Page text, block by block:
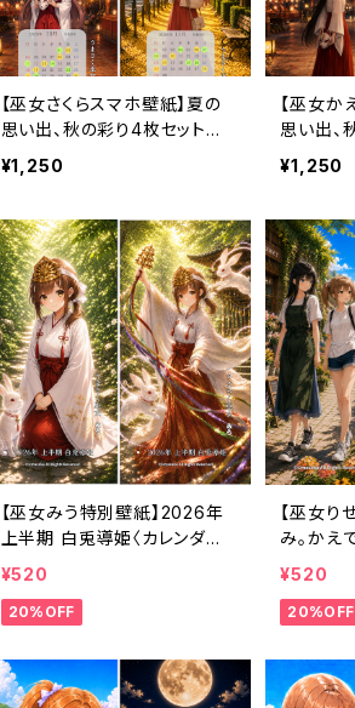
【巫女さくらスマホ壁紙】夏の
思い出、秋の彩り4枚セット
〈8〜11月カレンダー・3ヶ月利
用コード付き〉
¥1,250
【巫女か
思い出、
レンダー
ド付き〉
¥1,250
【巫女みう特別壁紙】2026年
上半期 白兎導姫〈カレンダー
無し・1ヶ月利用コード付き〉
¥520
20%OFF
【巫女り
み。かえ
を探しに
¥520
20%OFF